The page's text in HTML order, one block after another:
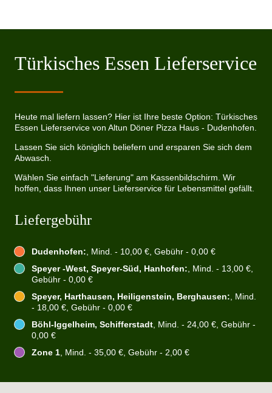
Türkisches Essen Lieferservice
Heute mal liefern lassen? Hier ist Ihre beste Option: Türkisches
Essen Lieferservice von Altun Döner Pizza Haus - Dudenhofen.
Lassen Sie sich königlich beliefern und ersparen Sie sich dem
Abwasch.
Wählen Sie einfach "Lieferung" am Kassenbildschirm. Wir
hoffen, dass Ihnen unser Lieferservice für Lebensmittel gefällt.
Liefergebühr
Dudenhofen:, Mind. - 10,00 €, Gebühr - 0,00 €
Speyer -West, Speyer-Süd, Hanhofen:, Mind. - 13,00 €,
Gebühr - 0,00 €
Speyer, Harthausen, Heiligenstein, Berghausen:, Mind.
- 18,00 €, Gebühr - 0,00 €
Böhl-Iggelheim, Schifferstadt, Mind. - 24,00 €, Gebühr -
0,00 €
Zone 1, Mind. - 35,00 €, Gebühr - 2,00 €